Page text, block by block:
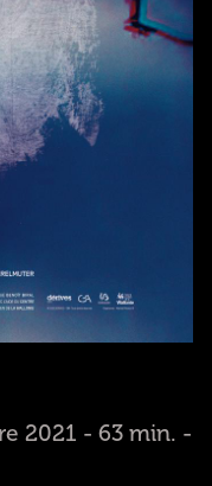
2021 - 63 min. -